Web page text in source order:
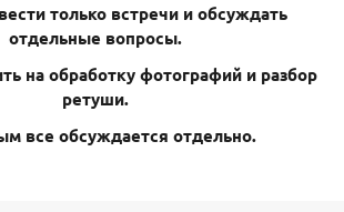
только встречи и обсуждать
отдельные вопросы.
на обработку фотографий и разбор
ретуши.
все обсуждается отдельно.